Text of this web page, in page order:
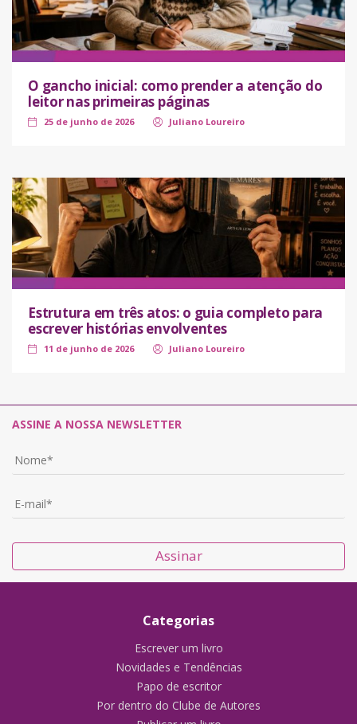
O gancho inicial: como prender a atenção do
leitor nas primeiras páginas
25 de junho de 2026 Juliano Loureiro
Estrutura em três atos: o guia completo para
escrever histórias envolventes
11 de junho de 2026 Juliano Loureiro
ASSINE A NOSSA NEWSLETTER
Assinar
Categorias
Escrever um livro
Novidades e Tendências
Papo de escritor
Por dentro do Clube de Autores